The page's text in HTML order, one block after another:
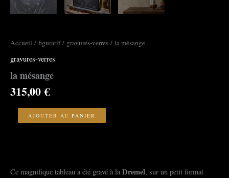
Accueil / figuratif/ gravures-verres / la mésange
gravures-verres
la mésange
315,00€
AJOUTER AU PANIER
Ce magnifique tableau a été gravé à laDremel, sur un petit format